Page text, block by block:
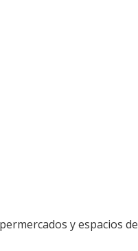
y espacios de